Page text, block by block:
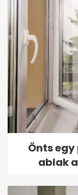
Önts
ablak